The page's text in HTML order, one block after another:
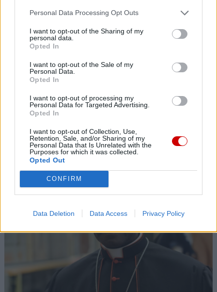
Personal Data Processing Opt Outs
I want to opt-out of the Sharing of my
personal data.
Opted In
I want to opt-out of the Sale of my
Personal Data.
Opted In
I want to opt-out of processing my
Personal Data for Targeted Advertising.
Opted In
I want to opt-out of Collection, Use,
Retention, Sale, and/or Sharing of my
Personal Data that Is Unrelated with the
Purposes for which it was collected.
Opted Out
CONFIRM
Data Deletion Data Access Privacy Policy
07 sierpnia 2026 | 22:47
07 sierpnia 2026 | 22:36
Narodowy Bank Ukrainy wyemituje monetę upamiętniającą Jana
Ukraińskie Kościoły wzywają do światowej modlitwy za Ukrainę
24 sierpnia
Popularne